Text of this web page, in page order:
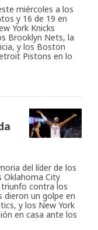
miércoles a los
y 16 de 19 en
York Knicks
Brooklyn Nets, la
y los Boston
Pistons en lo
del líder de los
Oklahoma City
triunfo contra los
dieron un golpe en
y los New York
en casa ante los